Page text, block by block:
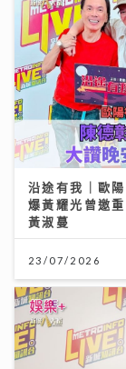
沿途有我｜歐
爆黃耀光曾邀
黃淑蔓
23/07/2026